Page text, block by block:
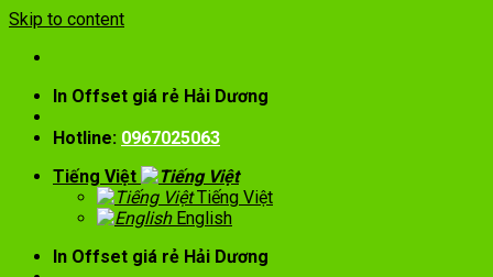
Skip to content
In Offset giá rẻ Hải Dương
Hotline: 0967025063
Tiếng Việt
Tiếng Việt
English
In Offset giá rẻ Hải Dương